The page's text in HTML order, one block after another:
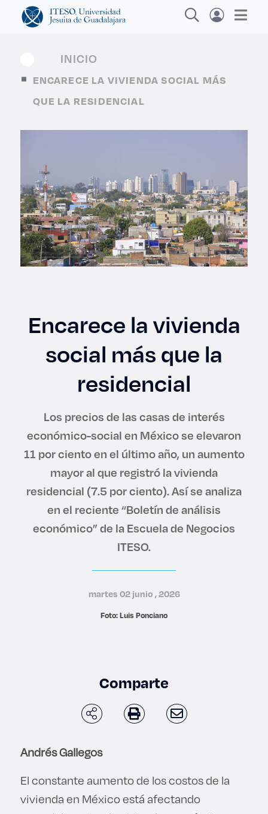
Explora sitios web, programas académicos,
actividades y noticias
Enlaces de interés
Derecho
Lo más buscado
Carreras
INICIO
ENCARECE LA VIVIENDA SOCIAL MÁS
QUE LA RESIDENCIAL
Encarece la vivienda
social más que la
residencial
Los precios de las casas de interés
económico-social en México se elevaron
11 por ciento en el último año, un aumento
mayor al que registró la vivienda
residencial (7.5 por ciento). Así se analiza
en el reciente “Boletín de análisis
económico” de la Escuela de Negocios
ITESO.
martes 02 junio , 2026
Foto: Luis Ponciano
Comparte
Andrés Gallegos
El constante aumento de los costos de la
vivienda en México está afectando